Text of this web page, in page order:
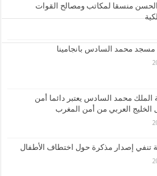
الحسن منسقا لمكاتب ومصالح القوات
مسجد محمد السادس بانجامينا
الملك محمد السادس يعتبر دائما أمن
الخليج العربي من أمن المغرب
تنفي إصدار مذكرة حول اختطاف الأطفال